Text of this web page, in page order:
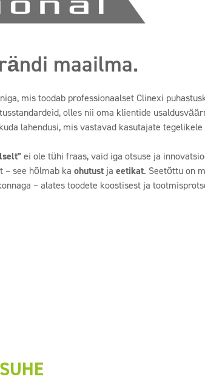
maailma.
mis toodab professionaalset Clinexi
olles nii oma klientide
lahendusi, mis vastavad kasutajate
ei ole tühi fraas, vaid iga otsuse ja
– see hõlmab kaohutust jaeetikat. Seetõttu on
– alates toodete koostisest ja